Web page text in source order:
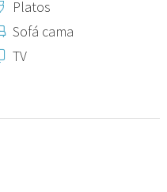
de 20 €, que deberá
su disponibilidad.
y al pago
Platos
Sofá cama
TV